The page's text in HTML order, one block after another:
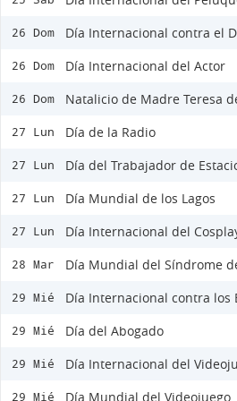
26 Dom Día Internacional contra el
26 Dom Día Internacional del Actor
26 Dom Natalicio de Madre Teresa
27 Lun Día de la Radio
27 Lun Día del Trabajador de
27 Lun Día Mundial de los Lagos
27 Lun Día Internacional del
28 Mar Día Mundial del Síndrome
29 Mié Día Internacional contra los
29 Mié Día del Abogado
29 Mié Día Internacional del
29 Mié Día Mundial del Videojuego